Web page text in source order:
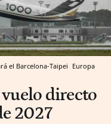
el Barcelona-Taipei Europa
directo
2027